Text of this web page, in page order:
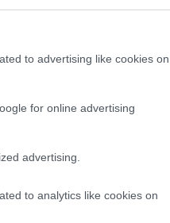
to advertising like cookies on
for online advertising
advertising.
to analytics like cookies on